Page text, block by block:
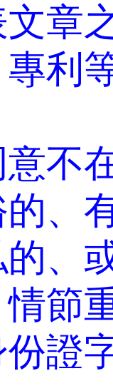
章
利
不
、
、
節
證